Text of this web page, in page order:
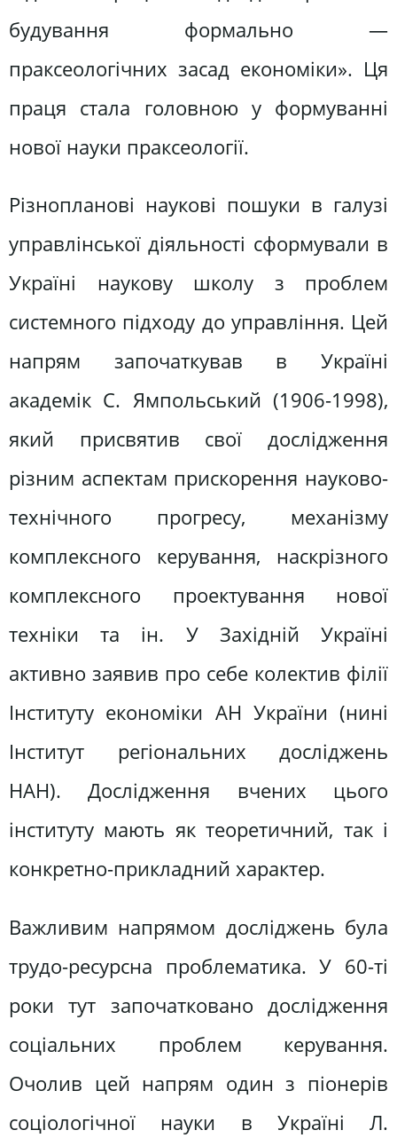
будування формально —
праксеологічних засад економіки». Ця
праця стала головною у формуванні
нової науки праксеології.
Різнопланові наукові пошуки в галузі
управлінської діяльності сформували в
Україні наукову школу з проблем
системного підходу до управління. Цей
напрям започаткував в Україні
академік С. Ямпольський (1906-1998),
який присвятив свої дослідження
різним аспектам прискорення науково-
технічного прогресу, механізму
комплексного керування, наскрізного
комплексного проектування нової
техніки та ін. У Західній Україні
активно заявив про себе колектив філії
Інституту економіки АН України (нині
Інститут регіональних досліджень
НАН). Дослідження вчених цього
інституту мають як теоретичний, так і
конкретно-прикладний характер.
Важливим напрямом досліджень була
трудо-ресурсна проблематика. У 60-ті
роки тут започатковано дослідження
соціальних проблем керування.
Очолив цей напрям один з піонерів
соціологічної науки в Україні Л.